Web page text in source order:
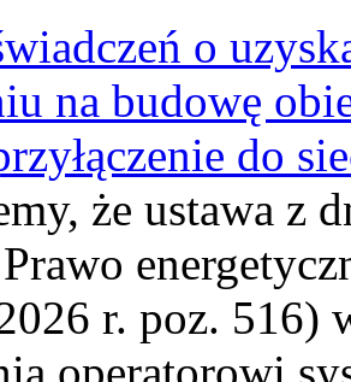
o
na budowę
do
że ustawa z
r. poz. 516)